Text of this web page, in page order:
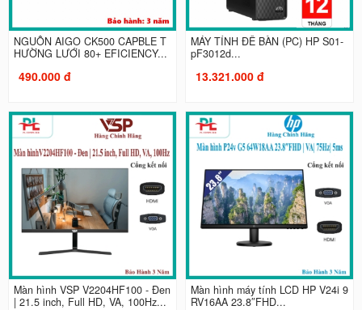
NGUỒN AIGO CK500 CAPBLE T
HƯỜNG LƯỚI 80+ EFICIENCY...
490.000 đ
MÁY TÍNH ĐỂ BÀN (PC) HP S01-
pF3012d...
13.321.000 đ
Màn hình VSP V2204HF100 - Đen
| 21.5 inch, Full HD, VA, 100Hz...
Màn hình máy tính LCD HP V24i 9
RV16AA 23.8″FHD...